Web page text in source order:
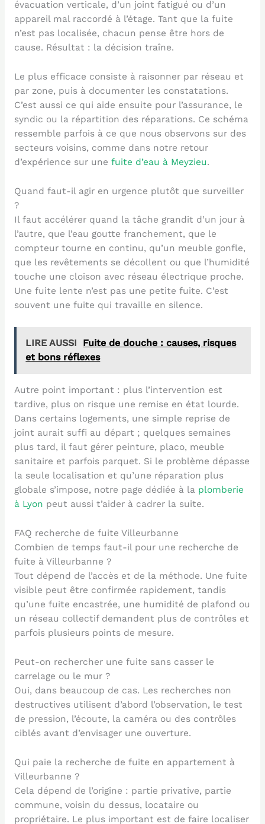
évacuation verticale, d’un joint fatigué ou d’un
appareil mal raccordé à l’étage. Tant que la fuite
n’est pas localisée, chacun pense être hors de
cause. Résultat : la décision traîne.
Le plus efficace consiste à raisonner par réseau et
par zone, puis à documenter les constatations.
C’est aussi ce qui aide ensuite pour l’assurance, le
syndic ou la répartition des réparations. Ce schéma
ressemble parfois à ce que nous observons sur des
secteurs voisins, comme dans notre retour
d’expérience sur une fuite d’eau à Meyzieu.
Quand faut-il agir en urgence plutôt que surveiller
?
Il faut accélérer quand la tâche grandit d’un jour à
l’autre, que l’eau goutte franchement, que le
compteur tourne en continu, qu’un meuble gonfle,
que les revêtements se décollent ou que l’humidité
touche une cloison avec réseau électrique proche.
Une fuite lente n’est pas une petite fuite. C’est
souvent une fuite qui travaille en silence.
LIRE AUSSI
Fuite de douche : causes, risques
et bons réflexes
Autre point important : plus l’intervention est
tardive, plus on risque une remise en état lourde.
Dans certains logements, une simple reprise de
joint aurait suffi au départ ; quelques semaines
plus tard, il faut gérer peinture, placo, meuble
sanitaire et parfois parquet. Si le problème dépasse
la seule localisation et qu’une réparation plus
globale s’impose, notre page dédiée à la plomberie
à Lyon peut aussi t’aider à cadrer la suite.
FAQ recherche de fuite Villeurbanne
Combien de temps faut-il pour une recherche de
fuite à Villeurbanne ?
Tout dépend de l’accès et de la méthode. Une fuite
visible peut être confirmée rapidement, tandis
qu’une fuite encastrée, une humidité de plafond ou
un réseau collectif demandent plus de contrôles et
parfois plusieurs points de mesure.
Peut-on rechercher une fuite sans casser le
carrelage ou le mur ?
Oui, dans beaucoup de cas. Les recherches non
destructives utilisent d’abord l’observation, le test
de pression, l’écoute, la caméra ou des contrôles
ciblés avant d’envisager une ouverture.
Qui paie la recherche de fuite en appartement à
Villeurbanne ?
Cela dépend de l’origine : partie privative, partie
commune, voisin du dessus, locataire ou
propriétaire. Le plus important est de faire localiser